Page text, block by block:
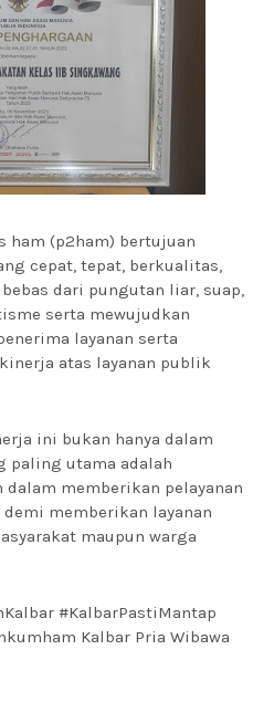
ham (p2ham) bertujuan
cepat, tepat, berkualitas,
dari pungutan liar, suap,
serta mewujudkan
layanan serta
atas layanan publik
ini bukan hanya dalam
paling utama adalah
memberikan pelayanan
memberikan layanan
maupun warga
#KalbarPastiMantap
Kalbar Pria Wibawa